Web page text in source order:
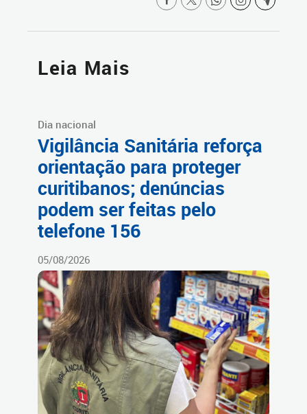
Leia Mais
Dia nacional
Vigilância Sanitária reforça
orientação para proteger
curitibanos; denúncias
podem ser feitas pelo
telefone 156
05/08/2026